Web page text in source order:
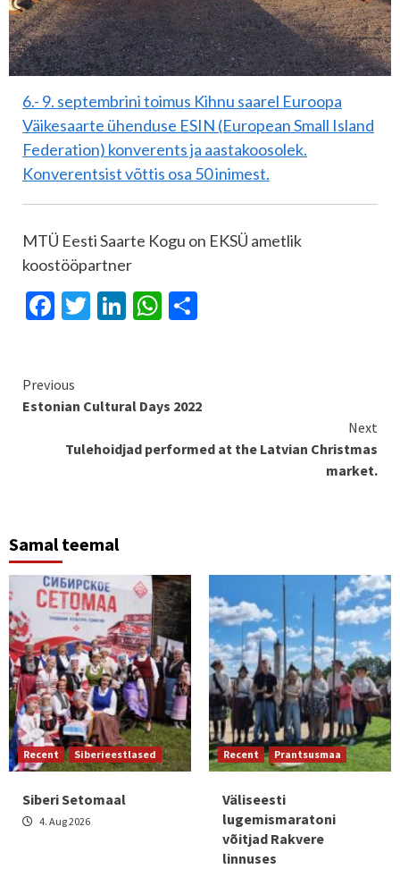
6.- 9. septembrini toimus Kihnu saarel Euroopa
Väikesaarte ühenduse ESIN (European Small Island
Federation) konverents ja aastakoosolek.
Konverentsist võttis osa 50 inimest.
MTÜ Eesti Saarte Kogu on EKSÜ ametlik
koostööpartner
Facebook
Twitter
LinkedIn
WhatsApp
Continue
Reading
Previous
Estonian Cultural Days 2022
Next
Tulehoidjad performed at the Latvian Christmas
market.
Samal teemal
Recent Siberieestlased
Siberi Setomaal
4. Aug 2026
Recent Prantsusmaa
Väliseesti
lugemismaratoni
võitjad Rakvere
linnuses